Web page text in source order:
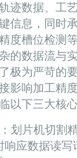
迹数据、工
信息，同时
度槽位检测
的数据流与
极为严苛的
影响加工精
以下三大核
：划片机切割
响应数据读写